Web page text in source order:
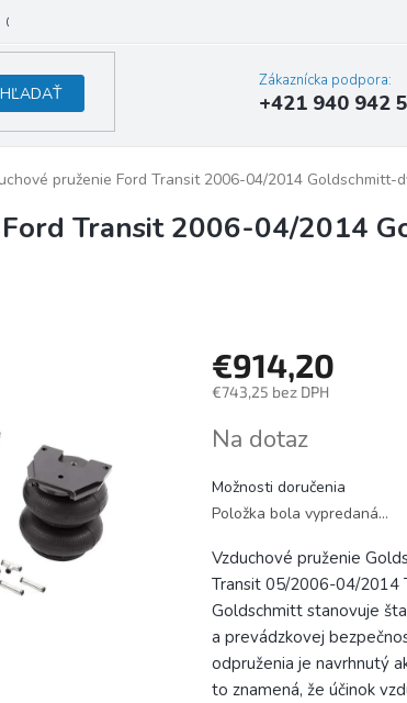
Odstúpenie od zmluvy
HĽADAŤ
Zákaznícka podpora:
+421 940 942
pruženie Ford Transit 2006-04/2014 Goldschmitt-
Transit 2006-04/2014
€914,20
€743,25 bez DPH
cena:
Na dotaz
Možnosti doručenia
Položka bola vypredaná…
Vzduchové pruženie
Transit 05/2006-04/2014
Goldschmitt stanovuje
a prevádzkovej
odpruženia je navrhnutý
to znamená, že účinok